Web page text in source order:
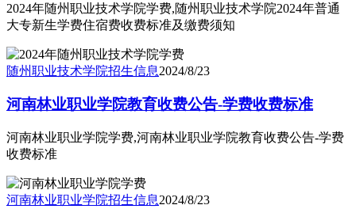
2024年随州职业技术学院学费,随州职业技术学院2024年普通
大专新生学费住宿费收费标准及缴费须知
随州职业技术学院招生信息2024/8/23
河南林业职业学院教育收费公告-学费收费标准
河南林业职业学院学费,河南林业职业学院教育收费公告-学费
收费标准
河南林业职业学院招生信息2024/8/23